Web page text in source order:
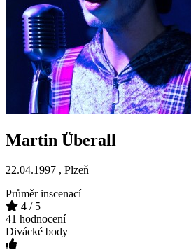
Martin Überall
22.04.1997 , Plzeň
Průměr inscenací
4 / 5
41 hodnocení
Divácké body